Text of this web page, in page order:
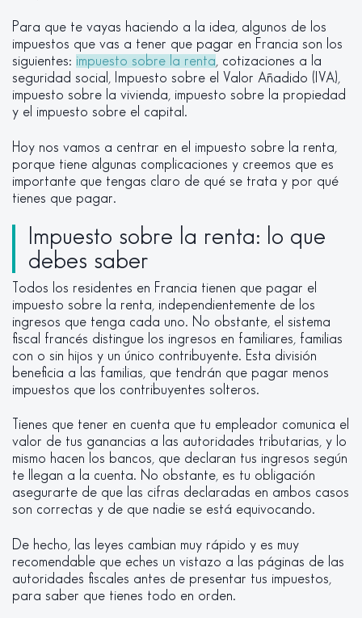
Para que te vayas haciendo a la idea, algunos de los
impuestos que vas a tener que pagar en Francia son los
siguientes: impuesto sobre la renta , cotizaciones a la
seguridad social, Impuesto sobre el Valor Añadido (IVA),
impuesto sobre la vivienda, impuesto sobre la propiedad
y el impuesto sobre el capital.
Hoy nos vamos a centrar en el impuesto sobre la renta,
porque tiene algunas complicaciones y creemos que es
importante que tengas claro de qué se trata y por qué
tienes que pagar.
Impuesto sobre la renta: lo que
debes saber
Todos los residentes en Francia tienen que pagar el
impuesto sobre la renta, independientemente de los
ingresos que tenga cada uno. No obstante, el sistema
fiscal francés distingue los ingresos en familiares, familias
con o sin hijos y un único contribuyente. Esta división
beneficia a las familias, que tendrán que pagar menos
impuestos que los contribuyentes solteros.
Tienes que tener en cuenta que tu empleador comunica el
valor de tus ganancias a las autoridades tributarias, y lo
mismo hacen los bancos, que declaran tus ingresos según
te llegan a la cuenta. No obstante, es tu obligación
asegurarte de que las cifras declaradas en ambos casos
son correctas y de que nadie se está equivocando.
De hecho, las leyes cambian muy rápido y es muy
recomendable que eches un vistazo a las páginas de las
autoridades fiscales antes de presentar tus impuestos,
para saber que tienes todo en orden.